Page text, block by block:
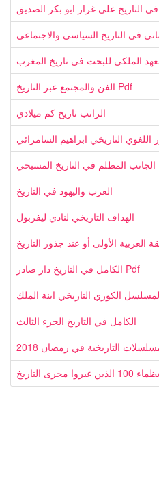
التاريخ على غرار ابو بكر الصديق
في التاريخ السياسي والاجتماعي
الملكي للبحث في تاريخ المغرب
الفن والمجتمع عبر التاريخ Pdf
الراتب تاريخ كم ميلادي
العرب واليهود في التاريخ
الهداف التاريخي لنادي ليفربول
الكامل في التاريخ دار صادر Pdf
الكوري التاريخي ابنة الملك
الكامل في التاريخ الجزء الثالث
التاريخية في رمضان 2018
غيروا مجرى التاريخ